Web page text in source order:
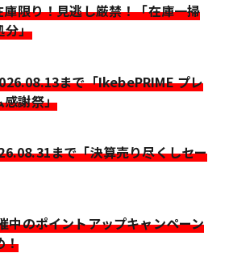
限り！見逃し厳禁！「在庫一掃
分」
まで「IkebePRIME プレ
感謝祭」
まで「決算売り尽くしセー
中のポイントアップキャンペーン
！